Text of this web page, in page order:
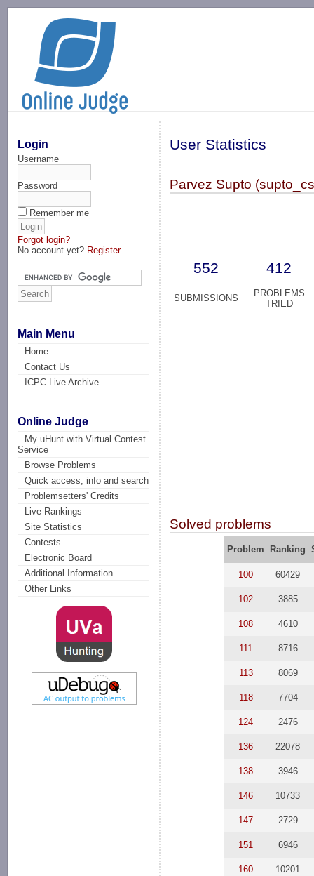
Login
Username
Password
Remember me
Forgot login?
No account yet? Register
Main Menu
Home
Contact Us
ICPC Live Archive
Online Judge
My uHunt with Virtual Contest
Service
Browse Problems
Quick access, info and search
Problemsetters' Credits
Live Rankings
Site Statistics
Contests
Electronic Board
Additional Information
Other Links
User Statistics
Parvez Supto
552 412
SUBMISSIONS
PROBLEMS
TRIED
Solved problems
Problem Ranking
100 60429
102 3885
108 4610
111 8716
113 8069
118 7704
124 2476
136 22078
138 3946
146 10733
147 2729
151 6946
160 10201